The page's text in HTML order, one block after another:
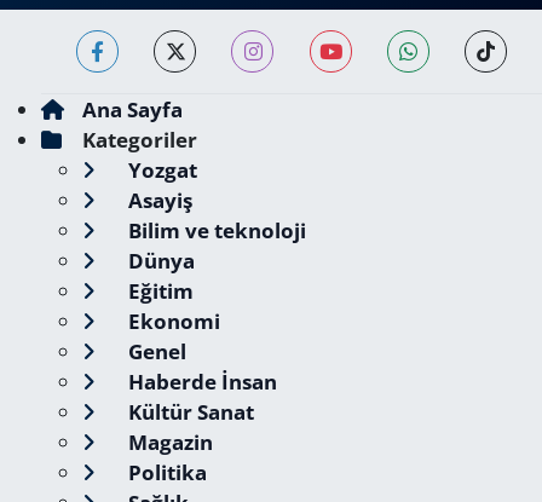
Ana Sayfa
Kategoriler
Yozgat
Asayiş
Bilim ve teknoloji
Dünya
Eğitim
Ekonomi
Genel
Haberde İnsan
Kültür Sanat
Magazin
Politika